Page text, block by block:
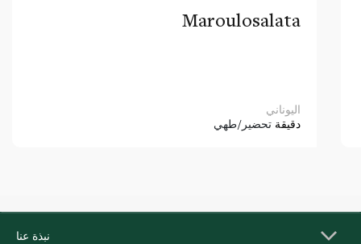
Maroulosalata
اليوناني
دقيقة تحضير/طهي
نبذة عنا